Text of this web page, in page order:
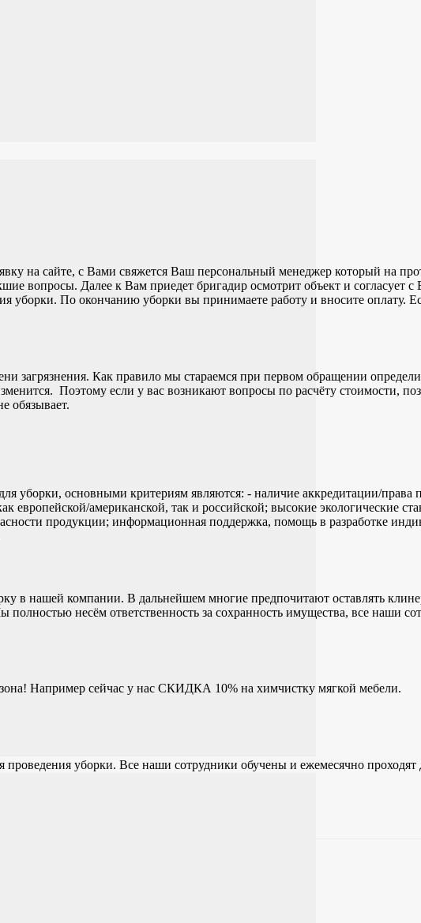
на сайте, с Вами свяжется Ваш персональный менеджер который на
вопросы. Далее к Вам приедет бригадир осмотрит объект и согласует
уборки. По окончанию уборки вы принимаете работу и вносите оплату.
загрязнения. Как правило мы стараемся при первом обращении
Поэтому если у вас возникают вопросы по расчёту стоимости,
обязывает.
уборки, основными критериям являются: - наличие аккредитации/права
европейской/американской, так и российской; высокие экологические
продукции; информационная поддержка, помощь в разработке
в нашей компании. В дальнейшем многие предпочитают оставлять
несём ответственность за сохранность имущества, все наши
Например сейчас у нас СКИДКА 10% на химчистку мягкой мебели.
уборки. Все наши сотрудники обучены и ежемесячно проходят